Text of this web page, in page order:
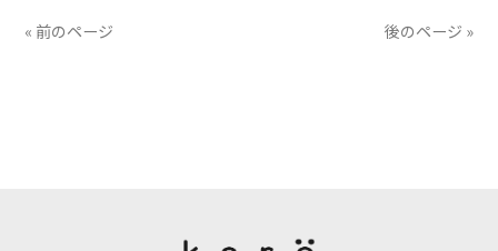
« 前のページ 後のページ »